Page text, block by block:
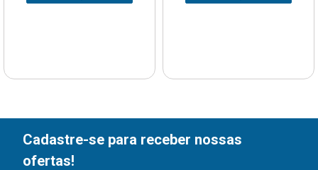
Cadastre-se para receber nossas
ofertas!